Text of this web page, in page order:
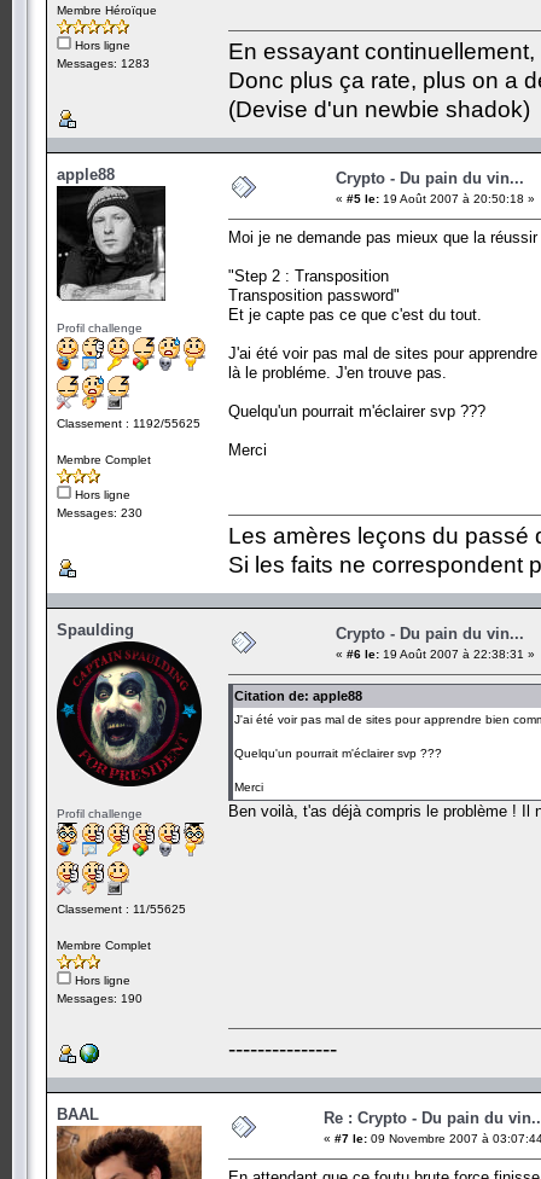
Membre Héroïque
Hors ligne
Messages: 1283
En essayant
Donc plus ça rate, plus on a
(Devise d'un newbie shadok)
apple88
Profil challenge
Classement : 1192/55625
Membre Complet
Hors ligne
Messages: 230
Crypto - Du pain du vin...
« #5 le: 19 Août 2007 à 20:50:18 »
Moi je ne demande pas mieux que la
"Step 2 : Transposition
Transposition password"
Et je capte pas ce que c'est du tout.
J'ai été voir pas mal de sites pour
là le probléme. J'en trouve pas.
Quelqu'un pourrait m'éclairer svp ???
Merci
Les amères leçons du passé
Si les faits ne correspondent
Spaulding
Profil challenge
Classement : 11/55625
Membre Complet
Hors ligne
Messages: 190
Crypto - Du pain du vin...
« #6 le: 19 Août 2007 à 22:38:31 »
Citation de: apple88
J'ai été voir pas mal de sites pour apprendre bien
Quelqu'un pourrait m'éclairer svp ???
Merci
Ben voilà, t'as déjà compris le problème !
---------------
BAAL Re : Crypto - Du pain du
« #7 le: 09 Novembre 2007 à